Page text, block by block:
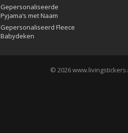
Gepersonaliseerde
Pyjama’s met Naam
Gepersonaliseerd Fleece
Babydeken
© 2026